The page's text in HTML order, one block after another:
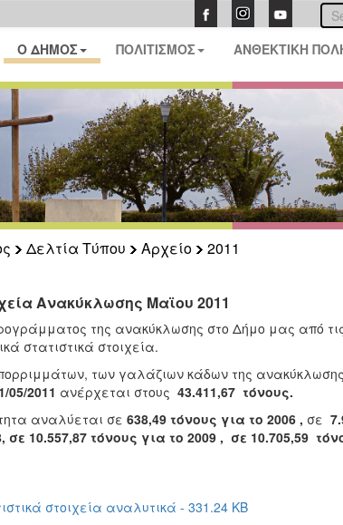
Ο ΔΗΜΟΣ ΠΟΛΙΤΙΣΜΟΣ ΑΝΘΕΚΤΙΚΗ
Δελτία Τύπου Αρχείο
2011
Ανακύκλωσης Μαϊου 2011
της ανακύκλωσης στο Δήμο μας από
στατιστικά στοιχεία.
των γαλάζιων κάδων της
05/2011 ανέρχεται στους 43.411,67 τόνους.
αναλύεται σε 638,49 τόνους για το 2006 , σε
σε 10.557,87 τόνους για το 2009 , σε 10.705,59
στοιχεία αναλυτικά - 331.24 KB